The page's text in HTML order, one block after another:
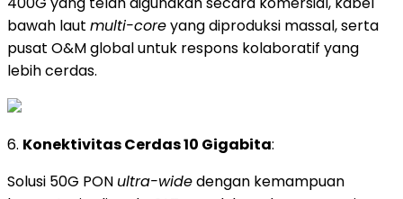
bawah laut multi-coreyang diproduksi massal, serta
pusat O&M global untuk respons kolaboratif yang
lebih cerdas.
6. Konektivitas Cerdas 10 Gigabita:
Solusi 50G PON ultra-widedengan kemampuan